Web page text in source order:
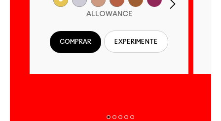
ALLOWANCE
COMPRAR EXPERIMENTE